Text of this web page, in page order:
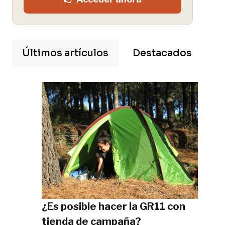
Últimos artículos Destacados
¿Es posible hacer la GR11 con
tienda de campaña?